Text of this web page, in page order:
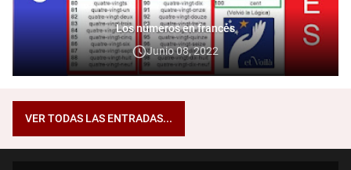
Los números en francés
Junio 08, 2022
VER TODAS LAS ENTRADAS...